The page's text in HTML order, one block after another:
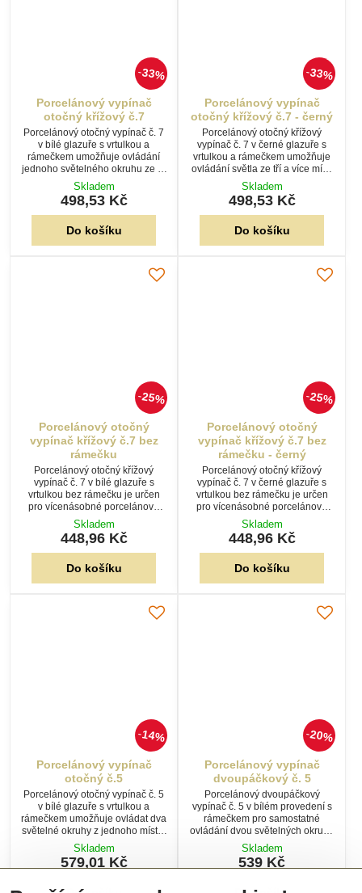
33%
Porcelánový vypínač
otočný křížový č.7
Porcelánový otočný vypínač č. 7
v bílé glazuře s vrtulkou a
rámečkem umožňuje ovládání
jednoho světelného okruhu ze tří
a více míst. Ideální pro stylovou
retro elektroinstalaci.
Skladem
498,53 Kč
Do košíku
33%
Porcelánový vypínač
otočný křížový č.7 - černý
Porcelánový otočný křížový
vypínač č. 7 v černé glazuře s
vrtulkou a rámečkem umožňuje
ovládání světla ze tří a více míst.
Ideální pro retro i industriální
interiéry.
Skladem
498,53 Kč
Do košíku
25%
Porcelánový otočný
vypínač křížový č.7 bez
rámečku
Porcelánový otočný křížový
vypínač č. 7 v bílé glazuře s
vrtulkou bez rámečku je určen
pro vícenásobné porcelánové
rámečky. Elegantní řešení pro
stylovou retro elektroinstalaci.
Skladem
448,96 Kč
Do košíku
25%
Porcelánový otočný
vypínač křížový č.7 bez
rámečku - černý
Porcelánový otočný křížový
vypínač č. 7 v černé glazuře s
vrtulkou bez rámečku je určen
pro vícenásobné porcelánové
rámečky. Výrazný prvek retro i
industriální elektroinstalace.
Skladem
448,96 Kč
Do košíku
14%
Porcelánový vypínač
otočný č.5
Porcelánový otočný vypínač č. 5
v bílé glazuře s vrtulkou a
rámečkem umožňuje ovládat dva
světelné okruhy z jednoho místa.
Tradiční řešení pro stylovou retro
elektroinstalaci.
Skladem
579,01 Kč
20%
Porcelánový vypínač
dvoupáčkový č. 5
Porcelánový dvoupáčkový
vypínač č. 5 v bílém provedení s
rámečkem pro samostatné
ovládání dvou světelných okruhů
z jednoho místa. Glazovaný
porcelán nabízí dlouhou
životnost, mechanickou odolnost
Skladem
539 Kč